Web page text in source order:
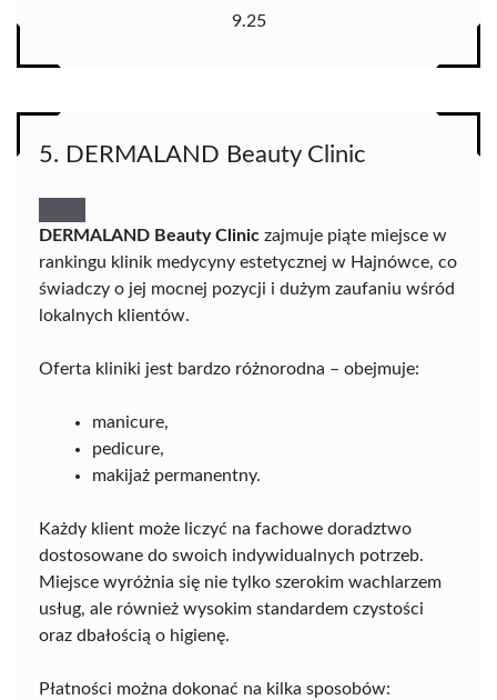
9.25
5. DERMALAND Beauty Clinic
DERMALAND Beauty Clinic zajmuje piąte miejsce w
rankingu klinik medycyny estetycznej w Hajnówce, co
świadczy o jej mocnej pozycji i dużym zaufaniu wśród
lokalnych klientów.
Oferta kliniki jest bardzo różnorodna – obejmuje:
manicure,
pedicure,
makijaż permanentny.
Każdy klient może liczyć na fachowe doradztwo
dostosowane do swoich indywidualnych potrzeb.
Miejsce wyróżnia się nie tylko szerokim wachlarzem
usług, ale również wysokim standardem czystości
oraz dbałością o higienę.
Płatności można dokonać na kilka sposobów: